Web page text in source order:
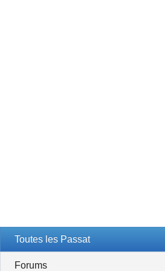
Toutes les Passat
Forums